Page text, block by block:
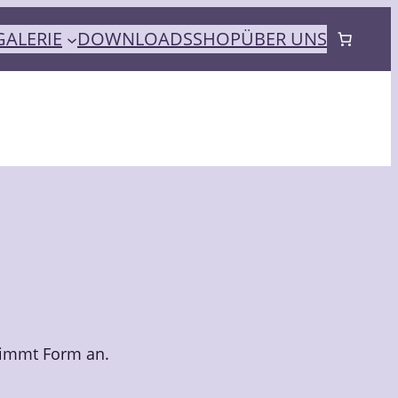
DOWNLOADSSHOPÜBER UNS
Form an.